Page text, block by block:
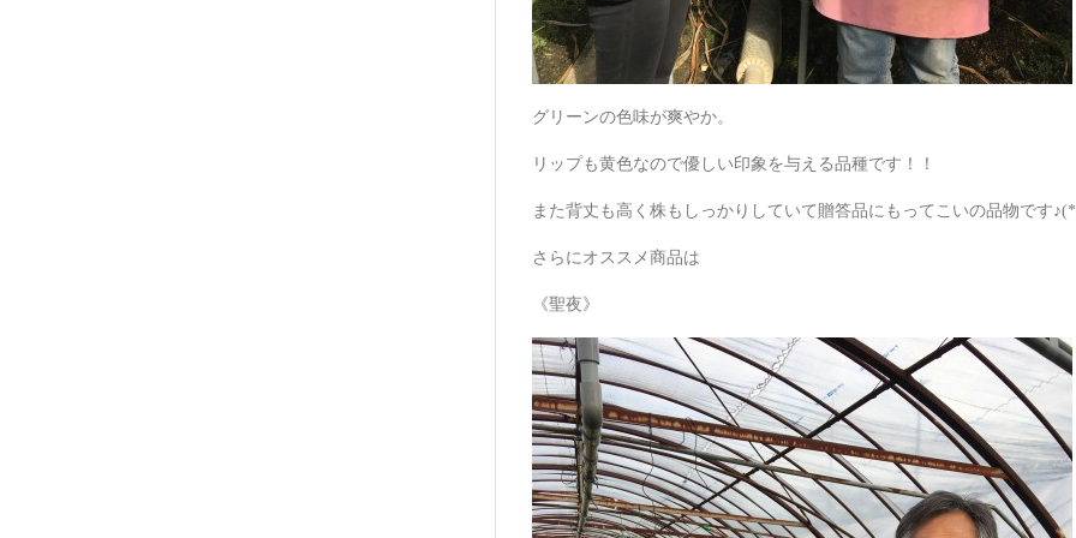
グリーンの色味が爽やか。
リップも黄色なので優しい印象を与える品種です！！
また背丈も高く株もしっかりしていて贈答品にもってこいの品物です
さらにオススメ商品は
《聖夜》